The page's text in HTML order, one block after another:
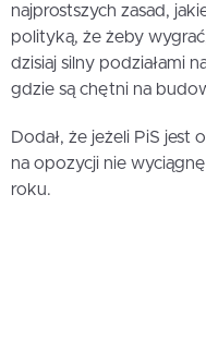
najprostszych zasad,
polityką, że żeby
dzisiaj silny podziałami
gdzie są chętni na
Dodał, że jeżeli PiS jest
na opozycji nie
roku.